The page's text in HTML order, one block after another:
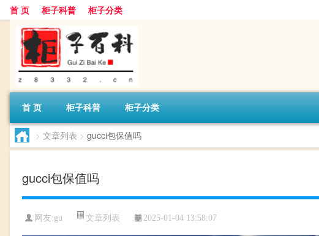
首 页 柜子科普 柜子分类
首 页 柜子科普 柜子分类
> 文章列表 > gucci包保值吗
gucci包保值吗
网友:gu 文章列表 2025-01-04 13:58:07